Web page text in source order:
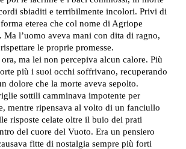
sbiaditi e terribilmente incolori. Privi di
eterea che col nome di Agriope
Ma l’uomo aveva mani con dita di ragno,
le proprie promesse.
ma lei non percepiva alcun calore. Più
più i suoi occhi soffrivano, recuperando
dolore che la morte aveva sepolto.
sottili camminava impotente per
mentre ripensava al volto di un fanciullo
risposte celate oltre il buio dei prati
del cuore del Vuoto. Era un pensiero
fitte di nostalgia sempre più forti